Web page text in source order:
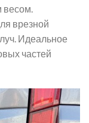
весом.
врезной
Идеальное
частей